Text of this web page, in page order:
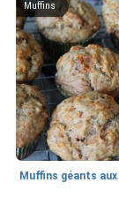
Muffins